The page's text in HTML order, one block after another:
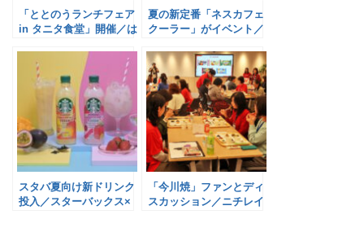
「ととのうランチフェア
in タニタ食堂」開催／は
夏の新定番「ネスカフェ
クーラー」がイベント／
スタバ夏向け新ドリンク
投入／スターバックス×
「今川焼」ファンとディ
スカッション／ニチレイ